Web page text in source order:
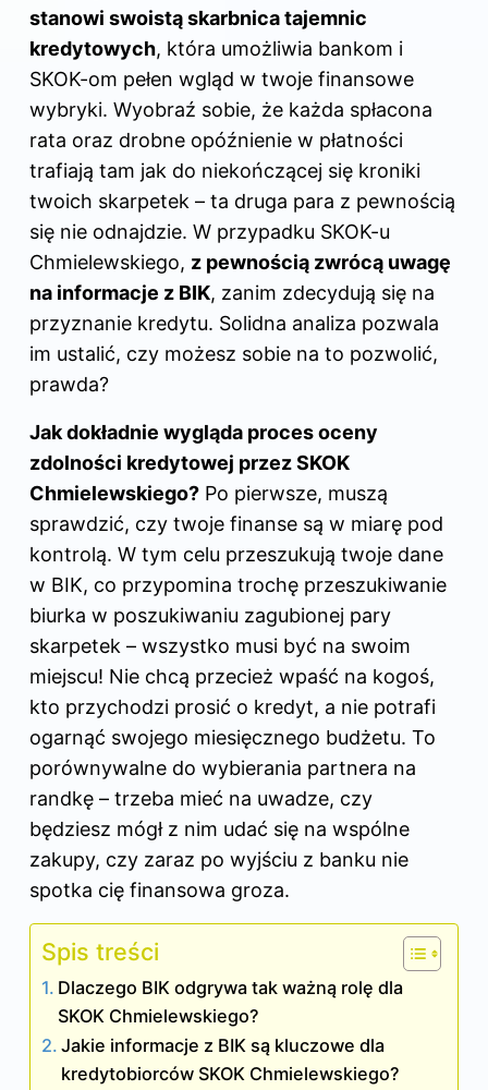
stanowi swoistą skarbnica tajemnic
kredytowych, która umożliwia bankom i
SKOK-om pełen wgląd w twoje finansowe
wybryki. Wyobraź sobie, że każda spłacona
rata oraz drobne opóźnienie w płatności
trafiają tam jak do niekończącej się kroniki
twoich skarpetek – ta druga para z pewnością
się nie odnajdzie. W przypadku SKOK-u
Chmielewskiego, z pewnością zwrócą uwagę
na informacje z BIK, zanim zdecydują się na
przyznanie kredytu. Solidna analiza pozwala
im ustalić, czy możesz sobie na to pozwolić,
prawda?
Jak dokładnie wygląda proces oceny
zdolności kredytowej przez SKOK
Chmielewskiego? Po pierwsze, muszą
sprawdzić, czy twoje finanse są w miarę pod
kontrolą. W tym celu przeszukują twoje dane
w BIK, co przypomina trochę przeszukiwanie
biurka w poszukiwaniu zagubionej pary
skarpetek – wszystko musi być na swoim
miejscu! Nie chcą przecież wpaść na kogoś,
kto przychodzi prosić o kredyt, a nie potrafi
ogarnąć swojego miesięcznego budżetu. To
porównywalne do wybierania partnera na
randkę – trzeba mieć na uwadze, czy
będziesz mógł z nim udać się na wspólne
zakupy, czy zaraz po wyjściu z banku nie
spotka cię finansowa groza.
Spis treści
Dlaczego BIK odgrywa tak ważną rolę dla
SKOK Chmielewskiego?
Jakie informacje z BIK są kluczowe dla
kredytobiorców SKOK Chmielewskiego?